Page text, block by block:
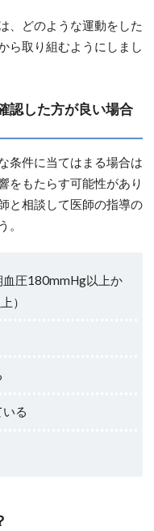
、どのような運動をした
ら取り組むようにしまし
認した方が良い場合
条件に当てはまる場合は
をもたらす可能性があり
と相談して医師の指導の
。
圧180mmHg以上か
）
る